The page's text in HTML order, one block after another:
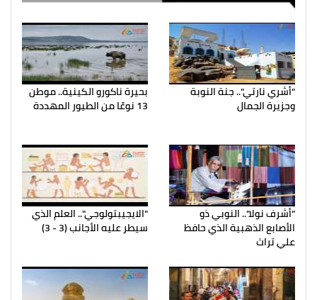
"أشري نارتي".. جنة النوبة
وجزيرة الجمال
بحيرة ناكورو الكينية.. موطن
13 نوعًا من الطيور المهددة
"أشرف نولا".. النوبي ذو
الأصابع الذهبية الذي حافظ
علي تراث
"الايجيبتولوجي".. العلم الذي
سيطر عليه الأجانب (3 - 3)